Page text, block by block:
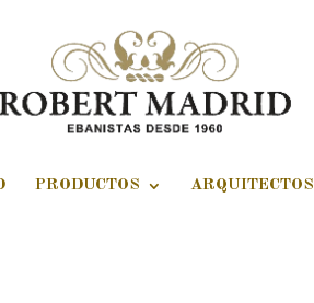
PRODUCTOS ARQUITECTOS